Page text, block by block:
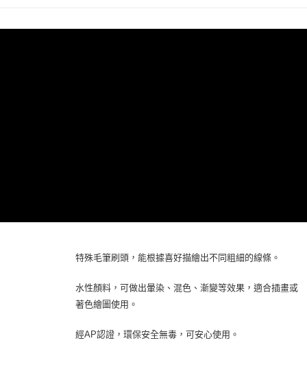
特殊毛筆刷頭，能根據喜好描繪出不同粗細的線條。
水性顏料，可做出暈染、混色、漸變等效果，適合插畫或
著色繪圖使用。
經AP認證，環保安全無毒，可安心使用。